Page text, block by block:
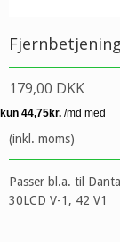
179,00 DKK
(inkl. moms)
Passer bl.a. til
30LCD V-1, 42 V1